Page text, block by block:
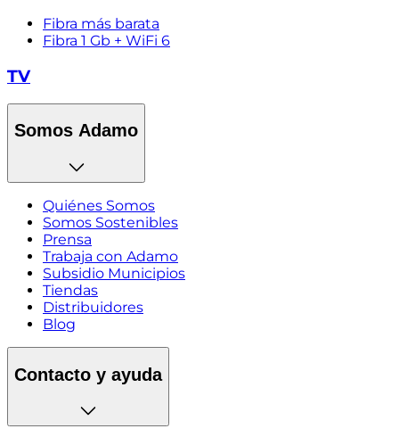
Fibra más barata
Fibra 1 Gb + WiFi 6
TV
Somos Adamo
Quiénes Somos
Somos Sostenibles
Prensa
Trabaja con Adamo
Subsidio Municipios
Tiendas
Distribuidores
Blog
Contacto y ayuda